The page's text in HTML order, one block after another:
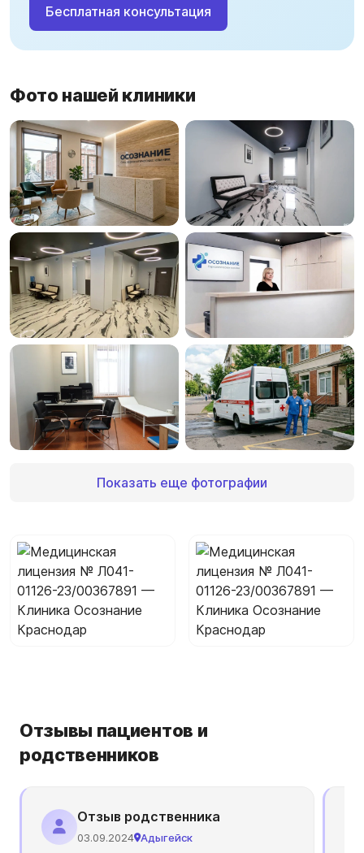
Бесплатная консультация
Фото нашей клиники
Показать еще фотографии
Отзывы пациентов и
родственников
Отзыв родственника
03.09.2024 Адыгейск